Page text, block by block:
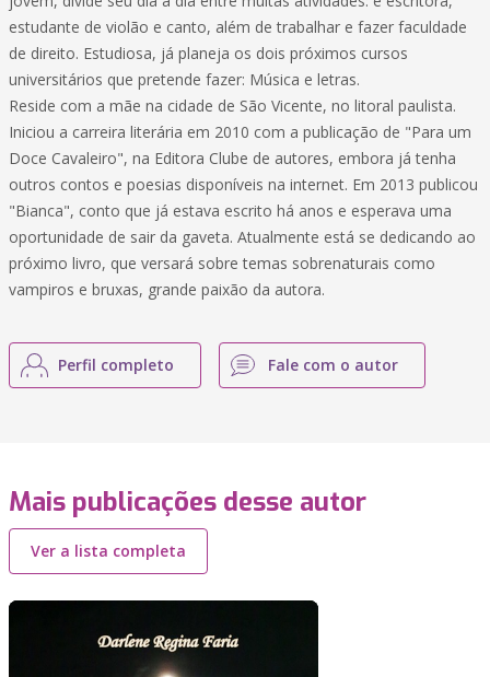
estudante de violão e canto, além de trabalhar e fazer faculdade
de direito. Estudiosa, já planeja os dois próximos cursos
universitários que pretende fazer: Música e letras.
Reside com a mãe na cidade de São Vicente, no litoral paulista.
Iniciou a carreira literária em 2010 com a publicação de "Para um
Doce Cavaleiro", na Editora Clube de autores, embora já tenha
outros contos e poesias disponíveis na internet. Em 2013 publicou
"Bianca", conto que já estava escrito há anos e esperava uma
oportunidade de sair da gaveta. Atualmente está se dedicando ao
próximo livro, que versará sobre temas sobrenaturais como
vampiros e bruxas, grande paixão da autora.
Perfil completo Fale com o autor
Mais publicações desse autor
Ver a lista completa